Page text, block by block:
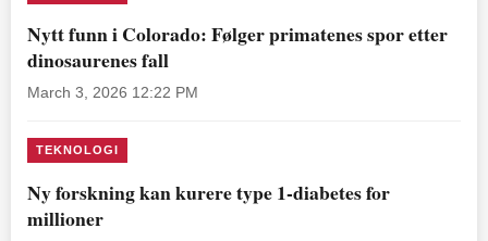
Nytt funn i Colorado: Følger primatenes spor etter
dinosaurenes fall
March 3, 2026 12:22 PM
TEKNOLOGI
Ny forskning kan kurere type 1-diabetes for
millioner